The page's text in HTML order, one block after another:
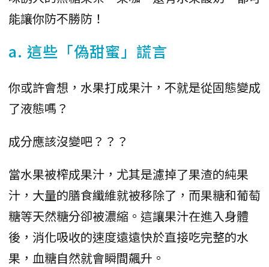
能讓你防不勝防！
a. 這些「偽甜蜜」謊言
你或許會想，水果打成果汁，不就是從固態變成
了液態嗎？
成分應該沒變吧？？？
當水果被榨成果汁，尤其是濾掉了果渣的純果
汁，大量的膳食纖維就被移除了，而果糖和葡萄
糖等天然糖分卻被濃縮。這讓果汁在進入身體
後，消化吸收的速度遠遠快於直接吃完整的水
果，血糖自然就會瞬間飆升。